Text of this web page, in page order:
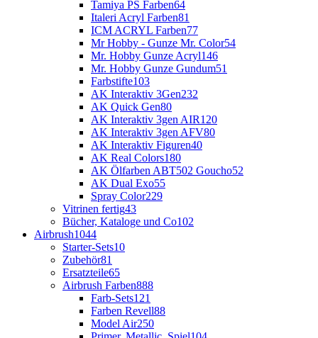
Tamiya PS Farben64
Italeri Acryl Farben81
ICM ACRYL Farben77
Mr Hobby - Gunze Mr. Color54
Mr. Hobby Gunze Acryl146
Mr. Hobby Gunze Gundum51
Farbstifte103
AK Interaktiv 3Gen232
AK Quick Gen80
AK Interaktiv 3gen AIR120
AK Interaktiv 3gen AFV80
AK Interaktiv Figuren40
AK Real Colors180
AK Ölfarben ABT502 Goucho52
AK Dual Exo55
Spray Color229
Vitrinen fertig43
Bücher, Kataloge und Co102
Airbrush1044
Starter-Sets10
Zubehör81
Ersatzteile65
Airbrush Farben888
Farb-Sets121
Farben Revell88
Model Air250